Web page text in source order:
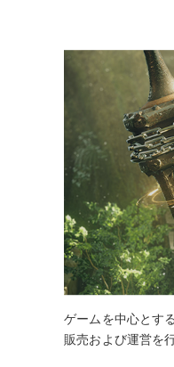
ゲームを中心とす
販売および運営を